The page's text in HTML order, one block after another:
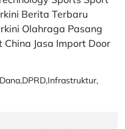
Berita Terbaru
Olahraga Pasang
China Jasa Import Door
Dana,DPRD,Infrastruktur,